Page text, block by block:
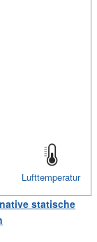
Lufttemperatur
statische